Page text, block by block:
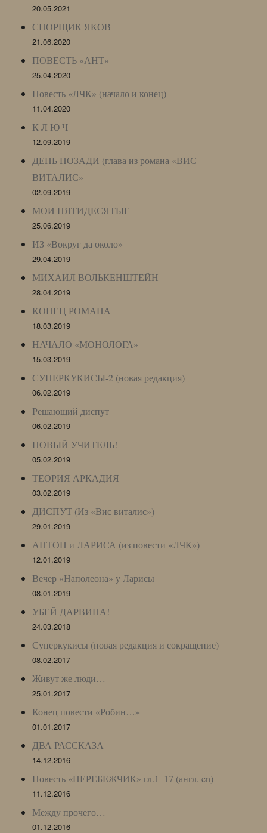
20.05.2021
СПОРЩИК ЯКОВ
21.06.2020
ПОВЕСТЬ «АНТ»
25.04.2020
Повесть «ЛЧК» (начало и конец)
11.04.2020
К Л Ю Ч
12.09.2019
ДЕНЬ ПОЗАДИ (глава из романа «ВИС
ВИТАЛИС»
02.09.2019
МОИ ПЯТИДЕСЯТЫЕ
25.06.2019
ИЗ «Вокруг да около»
29.04.2019
МИХАИЛ ВОЛЬКЕНШТЕЙН
28.04.2019
КОНЕЦ РОМАНА
18.03.2019
НАЧАЛО «МОНОЛОГА»
15.03.2019
СУПЕРКУКИСЫ-2 (новая редакция)
06.02.2019
Решающий диспут
06.02.2019
НОВЫЙ УЧИТЕЛЬ!
05.02.2019
ТЕОРИЯ АРКАДИЯ
03.02.2019
ДИСПУТ (Из «Вис виталис»)
29.01.2019
АНТОН и ЛАРИСА (из повести «ЛЧК»)
12.01.2019
Вечер «Наполеона» у Ларисы
08.01.2019
УБЕЙ ДАРВИНА!
24.03.2018
Суперкукисы (новая редакция и сокращение)
08.02.2017
Живут же люди…
25.01.2017
Конец повести «Робин…»
01.01.2017
ДВА РАССКАЗА
14.12.2016
Повесть «ПЕРЕБЕЖЧИК» гл.1_17 (англ. en)
11.12.2016
Между прочего…
01.12.2016